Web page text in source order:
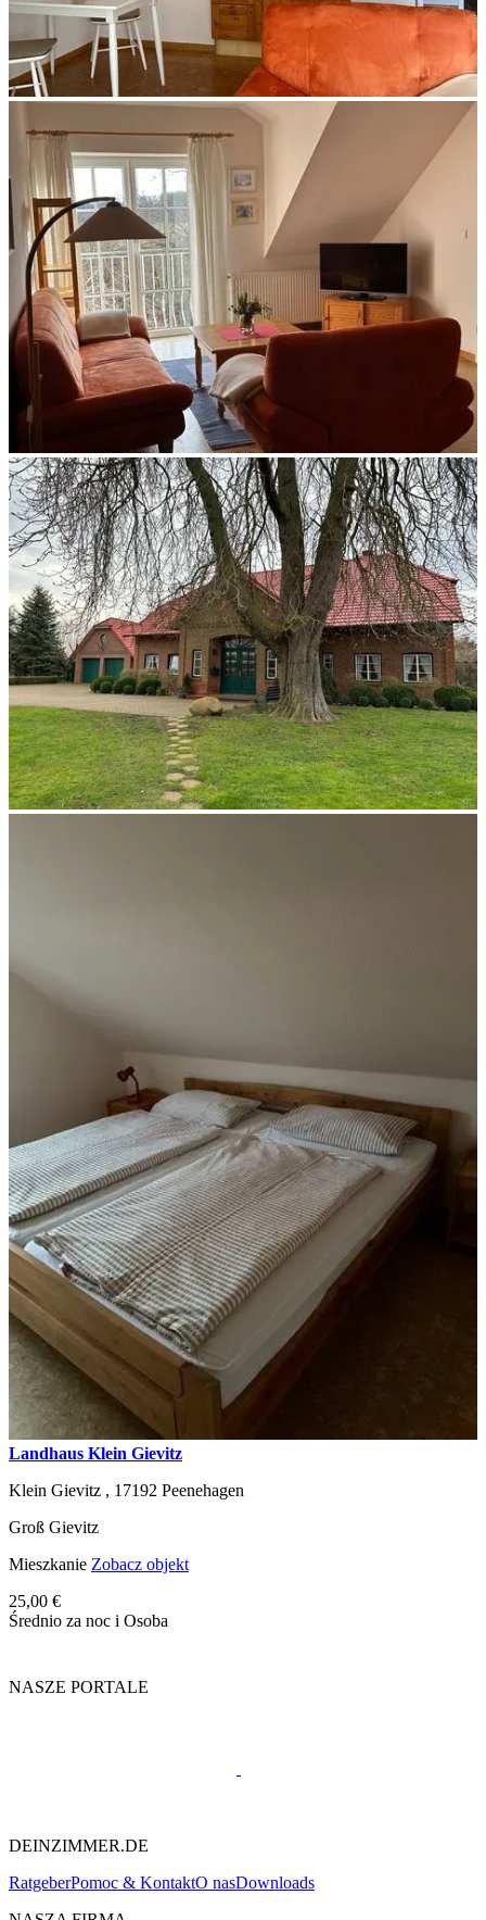
Landhaus Klein Gievitz
Klein Gievitz , 17192 Peenehagen
Groß Gievitz
Mieszkanie Zobacz objekt
25,00 €
Średnio za noc i Osoba
NASZE PORTALE
DEINZIMMER.DE
RatgeberPomoc & KontaktO nasDownloads